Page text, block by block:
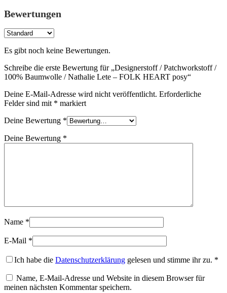
Bewertungen
Es gibt noch keine Bewertungen.
Schreibe die erste Bewertung für „Designerstoff / Patchworkstoff /
100% Baumwolle / Nathalie Lete – FOLK HEART posy“
Deine E-Mail-Adresse wird nicht veröffentlicht. Erforderliche
Felder sind mit * markiert
Deine Bewertung *
Deine Bewertung *
Name *
E-Mail *
Ich habe die Datenschutzerklärung gelesen und stimme ihr zu. *
Name, E-Mail-Adresse und Website in diesem Browser für
meinen nächsten Kommentar speichern.